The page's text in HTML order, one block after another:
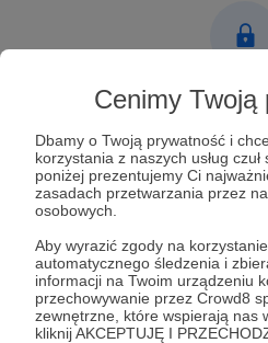
Cenimy Twoją
Dbamy o Twoją prywatność i
korzystania z naszych usług
poniżej prezentujemy Ci
zasadach przetwarzania przez
osobowych.
Aby wyrazić zgody na
automatycznego śledzenia i
informacji na Twoim urządzeniu
przechowywanie przez Crowd8
zewnętrzne, które wspierają nas
kliknij AKCEPTUJĘ I
Post dostępny
Aby zobaczyć ten materiał
Zostań
Zaloguj
Udostępnij